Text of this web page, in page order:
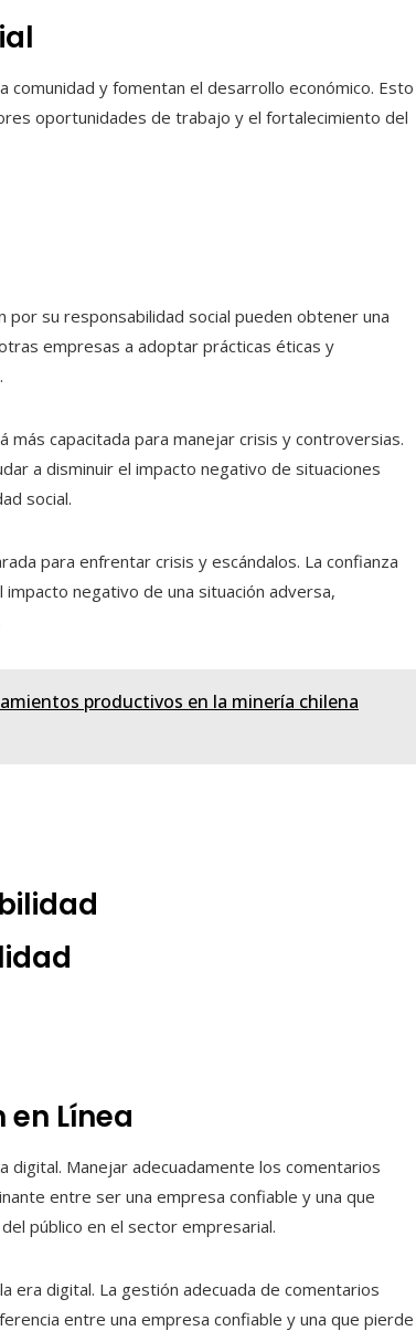
comunidad y fomentan el desarrollo económico. Esto
oportunidades de trabajo y el fortalecimiento del
su responsabilidad social pueden obtener una
empresas a adoptar prácticas éticas y
más capacitada para manejar crisis y controversias.
a disminuir el impacto negativo de situaciones
social.
para enfrentar crisis y escándalos. La confianza
negativo de una situación adversa,
productivos en la minería chilena
Línea
digital. Manejar adecuadamente los comentarios
entre ser una empresa confiable y una que
público en el sector empresarial.
era digital. La gestión adecuada de comentarios
entre una empresa confiable y una que pierde